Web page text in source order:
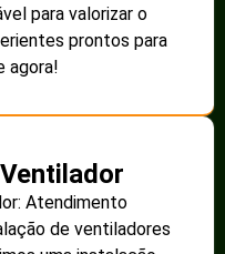
para valorizar o
prontos para
agora!
Atendimento
de ventiladores